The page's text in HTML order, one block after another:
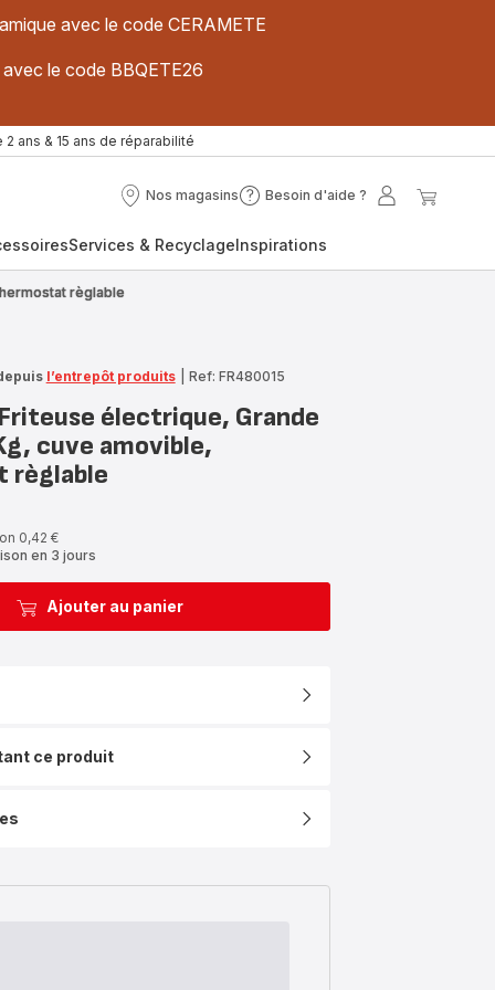
avec le code CERAMETE
le code BBQETE26
2 ans & 15 ans de réparabilité
Nos magasins
Nos
Besoin d'aide ?
Besoin
?
Mon
Services & RecyclageInspirations
règlable
l’entrepôt produits Ref: FR480015
électrique, Grande
cuve amovible,
règlable
0,42 €
en 3 jours
Ajouter au panier
ce produit